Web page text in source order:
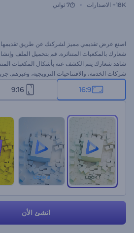
18K+ الاصدارات 7 ثواني
اصنع عرض تقديمي مميز لشركتك عن طريق تقديمها
شعارك بالمكعبات المتناثرة. قم بتحميل الملف
شاهد شعارك يتم الكشف عنه بأشكال المكعبات
شركات الخدمة، والافتتاحيات الترويجية، وغيرهم.
16:9
9:16
انشئ الأن